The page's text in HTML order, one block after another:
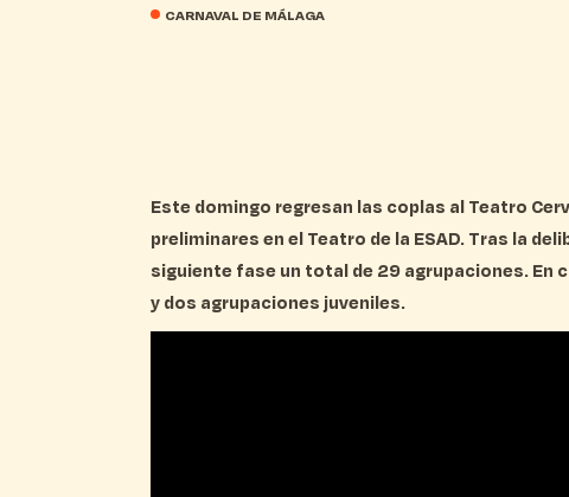
CARNAVAL DE MÁLAGA
Este domingo regresan las coplas al Teatro
preliminares en el Teatro de la ESAD. Tras la
siguiente fase un total de 29 agrupaciones. En
y dos agrupaciones juveniles.